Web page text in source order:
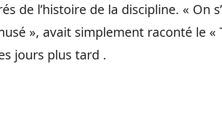
de l’histoire de la discipline. « On
», avait simplement raconté le «
jours plus tard .